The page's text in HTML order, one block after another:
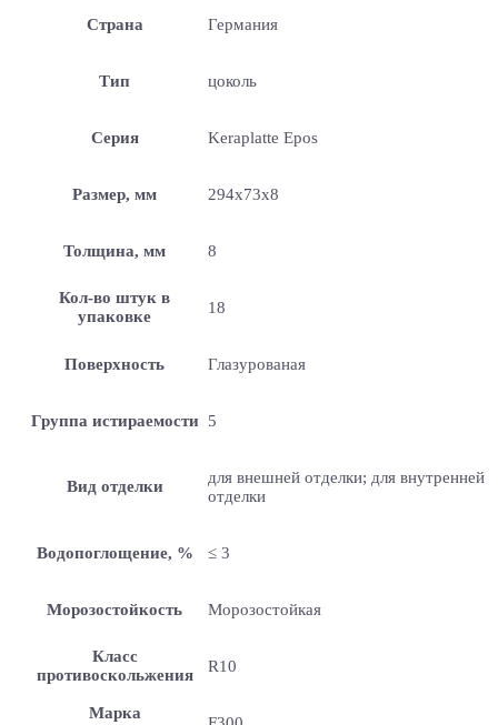
Страна Германия
Тип цоколь
Серия Keraplatte Epos
Размер, мм 294x73x8
Толщина, мм 8
Кол-во штук в
упаковке
18
Поверхность Глазурованая
Группа истираемости 5
Вид отделки
для внешней отделки; для внутренней
отделки
Водопоглощение, % ≤ 3
Морозостойкость Морозостойкая
Класс
противоскольжения
R10
Марка